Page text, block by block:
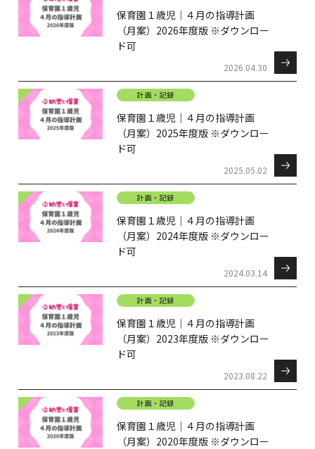
保育園１歳児｜４月の指導計画
（月案）2026年度版 ※ダウンロー
ド可
2026.04.30
計画・記録
保育園１歳児｜４月の指導計画
（月案）2025年度版 ※ダウンロー
ド可
2025.05.02
計画・記録
保育園１歳児｜４月の指導計画
（月案）2024年度版 ※ダウンロー
ド可
2024.03.14
計画・記録
保育園１歳児｜４月の指導計画
（月案）2023年度版 ※ダウンロー
ド可
2023.08.22
計画・記録
保育園１歳児｜４月の指導計画
（月案）2020年度版 ※ダウンロー